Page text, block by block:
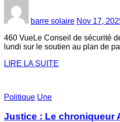
barre solaire Nov 17,
460 VueLe Conseil de sécurité
lundi sur le soutien au plan de
LIRE LA SUITE
Politique Une
Justice : Le chroniqueur